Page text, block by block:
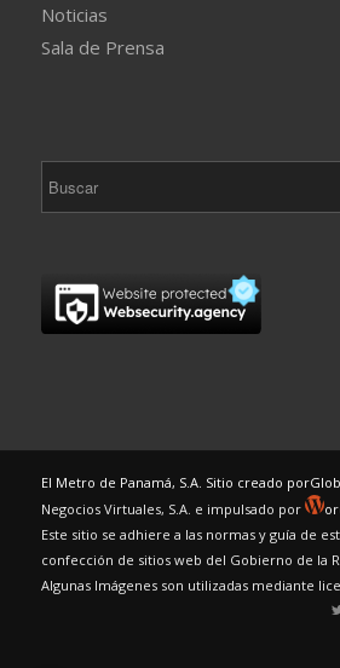
Noticias
Sala de Prensa
El Metro de Panamá, S.A. Sitio creado por
Negocios Virtuales, S.A. e impulsado por
Este sitio se adhiere a las normas y guía de
confección de sitios web del Gobierno de la
Algunas Imágenes son utilizadas mediante